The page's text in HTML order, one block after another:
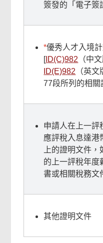
簽發的「電子簽
*優秀人才入境
[ID(C)982 （中
ID(E)982 （英
77段所列的相關
申請人在上一評
應評稅入息達港
上的證明文件
的上一評稅年度
書或相關稅務文
其他證明文件